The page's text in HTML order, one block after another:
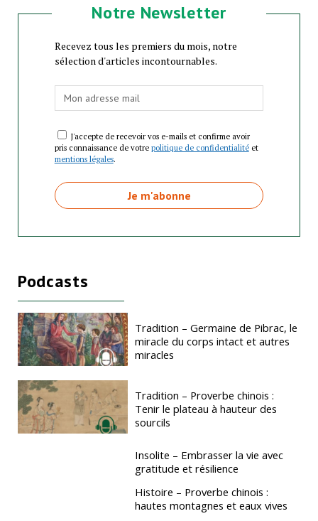
Notre Newsletter
Recevez tous les premiers du mois, notre
sélection d'articles incontournables.
J'accepte de recevoir vos e-mails et confirme avoir
pris connaissance de votre politique de confidentialitéet
mentions légales.
Podcasts
Tradition – Germaine de Pibrac, le
miracle du corps intact et autres
miracles
Tradition – Proverbe chinois :
Tenir le plateau à hauteur des
sourcils
Insolite – Embrasser la vie avec
gratitude et résilience
Histoire – Proverbe chinois :
hautes montagnes et eaux vives